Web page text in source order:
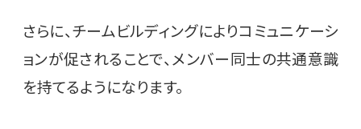
さらに、チームビルディングによりコミュニケーシ
ョンが促されることで、メンバー同士の共通意識
を持てるようになります。